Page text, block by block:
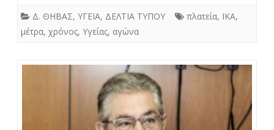
Δ. ΘΗΒΑΣ, ΥΓΕΙΑ, ΔΕΛΤΙΑ ΤΥΠΟΥ πλατεία, ΙΚΑ,
μέτρα, χρόνος, Υγείας, αγώνα